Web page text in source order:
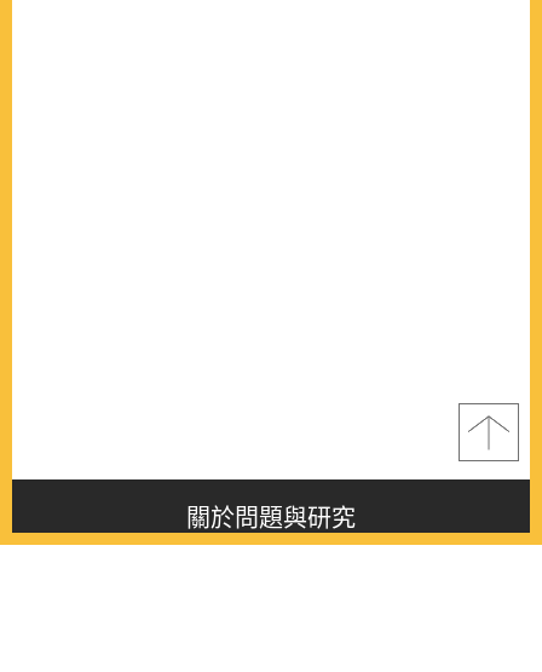
關於問題與研究
About this journal